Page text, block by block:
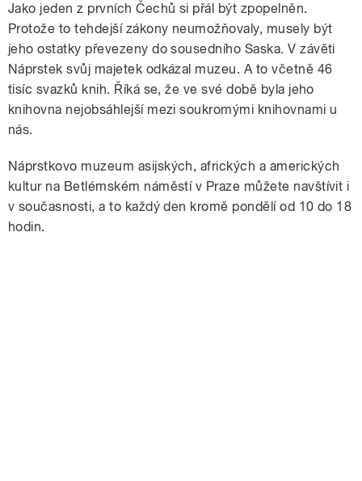
Jako jeden z prvních Čechů si přál být zpopelněn.
Protože to tehdejší zákony neumožňovaly, musely být
jeho ostatky převezeny do sousedního Saska. V závěti
Náprstek svůj majetek odkázal muzeu. A to včetně 46
tisíc svazků knih. Říká se, že ve své době byla jeho
knihovna nejobsáhlejší mezi soukromými knihovnami u
nás.
Náprstkovo muzeum asijských, afrických a amerických
kultur na Betlémském náměstí v Praze můžete navštívit i
v současnosti, a to každý den kromě pondělí od 10 do 18
hodin.